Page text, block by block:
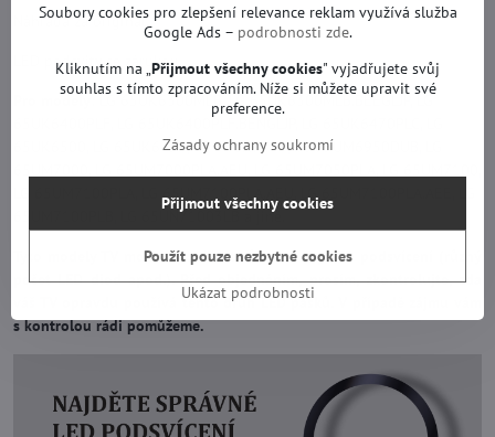
Náhrada za originál.
LED podsvity se zárukou.
Pro modely:LG 65UK6300MLB, LG 65UK6300MLB.BEEGLJP, LG
65UK6400PLF, LG 65UK6400PLF.BENGLJP, LG 65UK6470PLC, LG
65UK6500, LG 65UK6750, LG 65UK7100, LG 65UM6950DUB, LG
LG 65UM7100PLA, LG 65UM7100PLA.AEU, LG 65UM7100PLA.AEE, LG
65UM7100PLB, LG 65UN71003LB a jiné.
Tyto modely TV mohou používat různé druhy LED podsvícení (různý
počet LED diod apod.). Před objednáním, prosím, zkontrolujte, zda
váš TV opravdu používá tento druh LED pásků. V případě zájmu vám
s kontrolou rádi pomůžeme.
Soubory cookies pro zlepšení relevance reklam využívá služba
Google Ads – podrobnosti zde.
Kliknutím na „ Přijmout všechny cookies" vyjadřujete svůj
souhlas s tímto zpracováním. Níže si můžete upravit své
preference.
Zásady ochrany soukromí
Ukázat podrobnosti
Přijmout všechny cookies
Použít pouze nezbytné cookies